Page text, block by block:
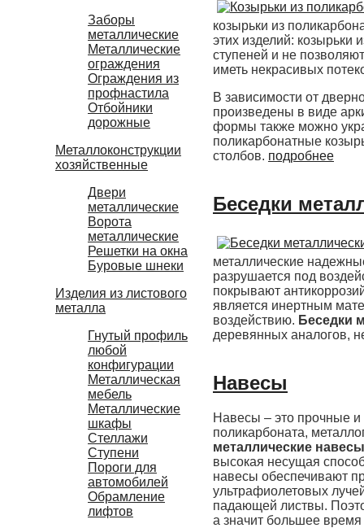
Заборы
металлические
Металлические
ограждения
Ограждения из
профнастила
Отбойники
дорожные
Металлоконструкции
хозяйственные
Двери
металлические
Ворота
металлические
Решетки на окна
Буровые шнеки
Изделия из листового
металла
Гнутый профиль
любой
конфигурации
Металлическая
мебель
Металлические
шкафы
Стеллажи
Ступени
Пороги для
автомобилей
Обрамление
лифтов
козырьки из
этих изделий:
ступеней и не
иметь некрасивых
В зависимости от
произведены в виде
формы также можно
поликарбонатные
столбов. подробнее
Беседки
металлические
разрушается под
покрывают
является инертным
воздействию. Беседки
деревянных аналогов,
Навесы
Навесы – это прочные и
поликарбоната,
металлические
высокая несущая
навесы обеспечивают
ультрафиолетовых
падающей листвы.
а значит большее время